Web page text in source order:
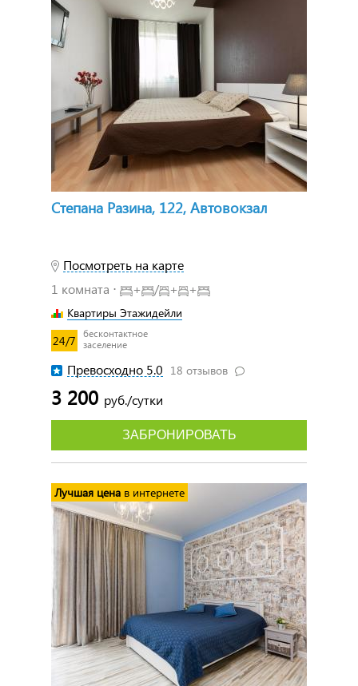
Степана Разина, 122, Автовокзал
Посмотреть на карте
1 комната ⋅
+ / + +
Квартиры Этажидейли
24/7
бесконтактное
заселение
Превосходно 5.0 18 отзывов
3 200 руб./сутки
ЗАБРОНИРОВАТЬ
Лучшая цена в интернете